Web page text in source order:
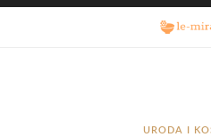
URODA I